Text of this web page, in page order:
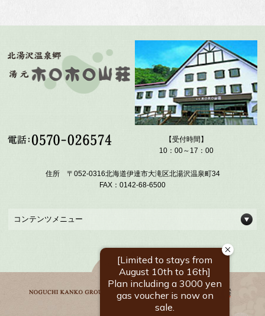
【受付時間】
10：00～17：00
住所 〒052-0316北海道伊達市大滝区北湯沢温泉町34
FAX：0142-68-6500
コンテンツメニュー